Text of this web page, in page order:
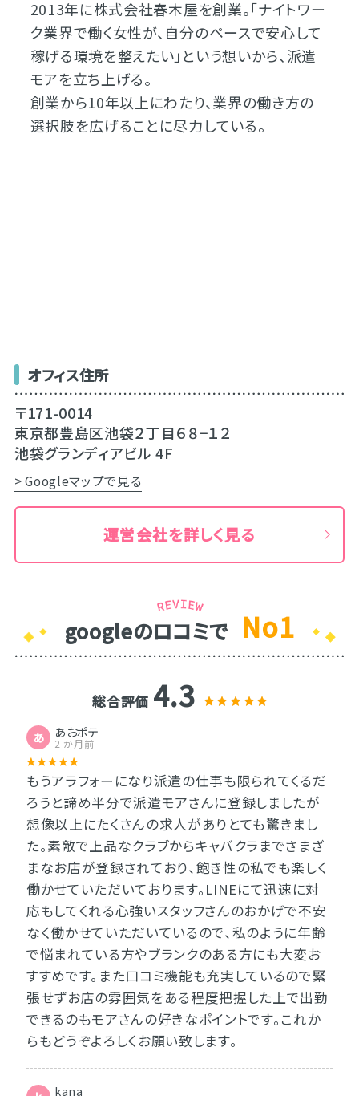
2013年に株式会社春木屋を創業。「ナイトワー
ク業界で働く女性が、自分のペースで安心して
稼げる環境を整えたい」という想いから、派遣
モアを立ち上げる。
創業から10年以上にわたり、業界の働き方の
選択肢を広げることに尽力している。
オフィス住所
〒171-0014
東京都豊島区池袋２丁目６８−１２
池袋グランディアビル 4F
> Googleマップで見る
運営会社を詳しく見る
googleのロコミで No1
総合評価 4.3
あ あおポテ
2 か月前
もうアラフォーになり派遣の仕事も限られてくるだ
ろうと諦め半分で派遣モアさんに登録しましたが
想像以上にたくさんの求人がありとても驚きまし
た。素敵で上品なクラブからキャバクラまでさまざ
まなお店が登録されており、飽き性の私でも楽しく
働かせていただいております。LINEにて迅速に対
応もしてくれる心強いスタッフさんのおかげで不安
なく働かせていただいているので、私のように年齢
で悩まれている方やブランクのある方にも大変お
すすめです。また口コミ機能も充実しているので緊
張せずお店の雰囲気をある程度把握した上で出勤
できるのもモアさんの好きなポイントです。これか
らもどうぞよろしくお願い致します。
kana